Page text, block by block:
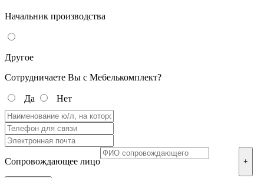
Начальник производства
Другое
Сотрудничаете Вы с Мебелькомплект?
Да Нет
Сопровождающее лицо +